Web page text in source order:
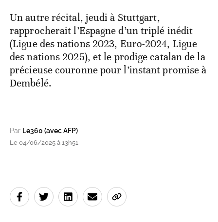
Un autre récital, jeudi à Stuttgart,
rapprocherait l’Espagne d’un triplé inédit
(Ligue des nations 2023, Euro-2024, Ligue
des nations 2025), et le prodige catalan de la
précieuse couronne pour l’instant promise à
Dembélé.
Par Le360 (avec AFP)
Le 04/06/2025 à 13h51